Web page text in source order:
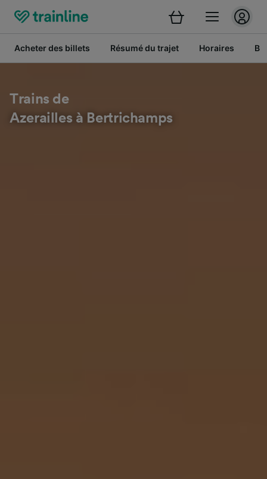
Acheter des billets Résumé du trajet Horaires
Trains de
Azerailles à Bertrichamps